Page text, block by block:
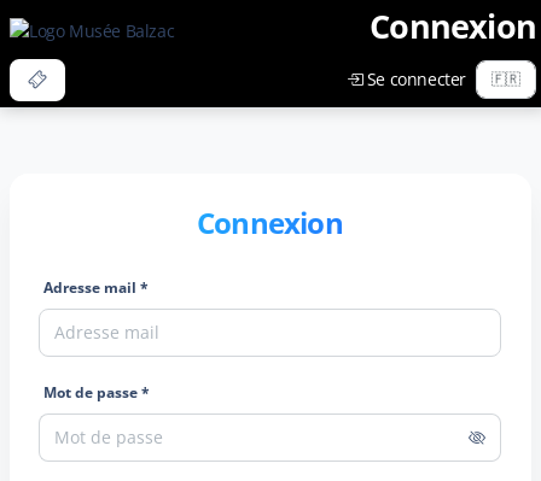
Connexion
Se connecter
Connexion
Adresse mail *
Mot de passe *